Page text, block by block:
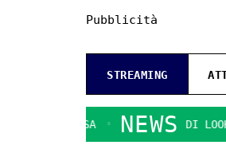
Pubblicità
STREAMING
NEWS
QUESTIONI DI LOOK E